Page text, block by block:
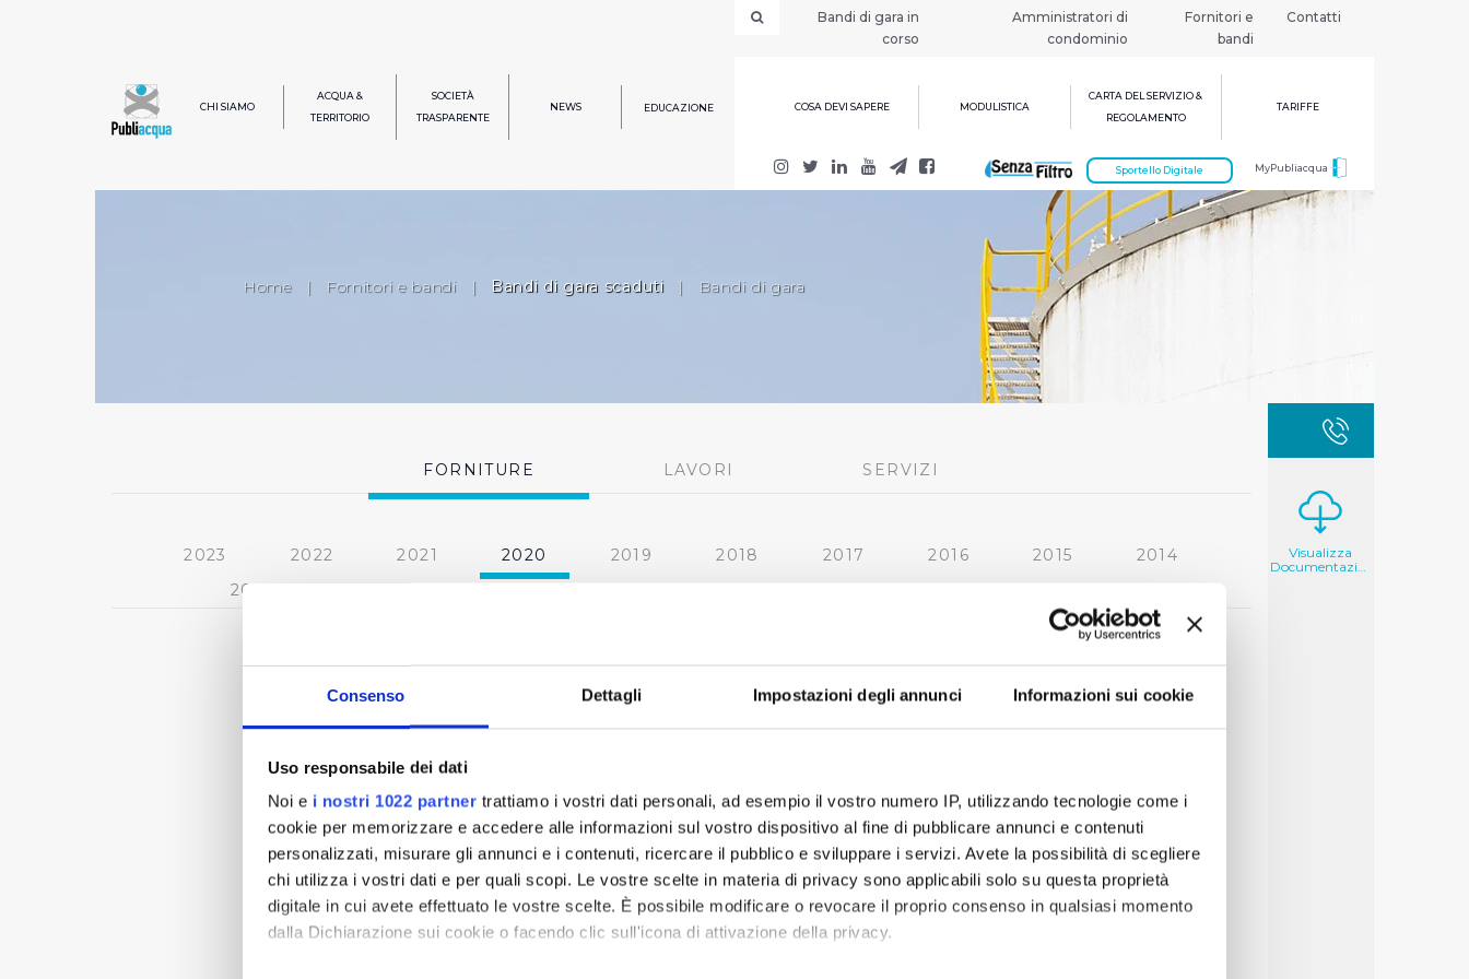
Consenso Dettagli Impostazioni degli annunci Informazioni sui cookie
Uso responsabile dei dati
Noi e i nostri 1022 partner trattiamo i vostri dati personali, ad esempio il vostro numero IP, utilizzando tecnologie come i
cookie per memorizzare e accedere alle informazioni sul vostro dispositivo al fine di pubblicare annunci e contenuti
personalizzati, misurare gli annunci e i contenuti, ricercare il pubblico e sviluppare i servizi. Avete la possibilità di scegliere
chi utilizza i vostri dati e per quali scopi. Le vostre scelte in materia di privacy sono applicabili solo su questa proprietà
digitale in cui avete effettuato le vostre scelte. È possibile modificare o revocare il proprio consenso in qualsiasi momento
dalla Dichiarazione sui cookie o facendo clic sull'icona di attivazione della privacy.
Bandi di gara in
corso
Amministratori di
condominio
Fornitori e
bandi
Contatti
CHI SIAMO
ACQUA &
TERRITORIO
SOCIETÀ
TRASPARENTE
NEWS EDUCAZIONE COSA DEVI SAPERE MODULISTICA
CARTA DEL SERVIZIO &
REGOLAMENTO
TARIFFE
MyPubliacqua
Sportello Digitale
Home | Fornitori e bandi | Bandi di gara scaduti | Bandi di gara
FORNITURE LAVORI SERVIZI
2023 2022 2021 2020 2019 2018 2017 2016 2015
2014
2013
« prima 1 2
Visualizza
Documentazione